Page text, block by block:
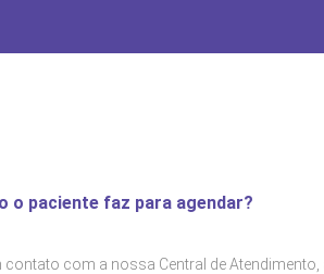
o paciente faz para agendar?
contato com a nossa Central de